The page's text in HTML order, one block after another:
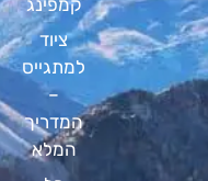
קמפינג
ציוד
למתגייס
המדריך
המלא